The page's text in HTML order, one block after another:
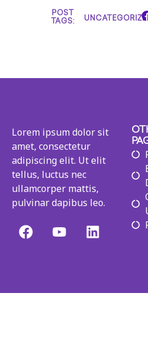
POST
TAGS:
Lorem ipsum dolor sit
amet, consectetur
adipiscing elit. Ut elit
tellus, luctus nec
ullamcorper mattis,
pulvinar dapibus leo.